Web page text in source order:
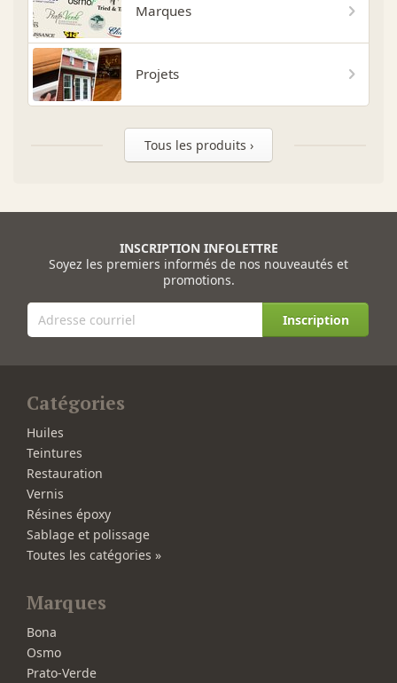
Marques
Projets
Tous les produits ›
INSCRIPTION INFOLETTRE
Soyez les premiers informés de nos nouveautés et
promotions.
Inscription
Catégories
Huiles
Teintures
Restauration
Vernis
Résines époxy
Sablage et polissage
Toutes les catégories »
Marques
Bona
Osmo
Prato-Verde